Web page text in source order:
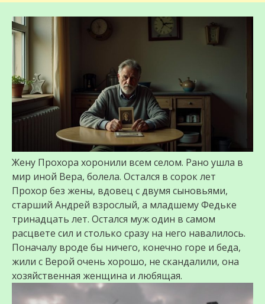
Жену Прохора хоронили всем селом. Рано ушла в
мир иной Вера, болела. Остался в сорок лет
Прохор без жены, вдовец с двумя сыновьями,
старший Андрей взрослый, а младшему Федьке
тринадцать лет. Остался муж один в самом
расцвете сил и столько сразу на него навалилось.
Поначалу вроде бы ничего, конечно горе и беда,
жили с Верой очень хорошо, не скандалили, она
хозяйственная женщина и любящая.